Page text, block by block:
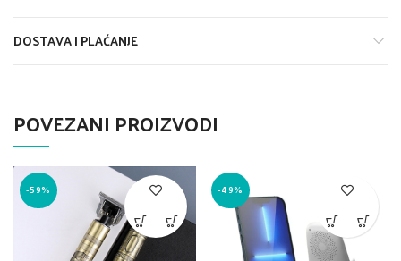
DOSTAVA I PLAĆANJE
POVEZANI PROIZVODI
-59% -49%